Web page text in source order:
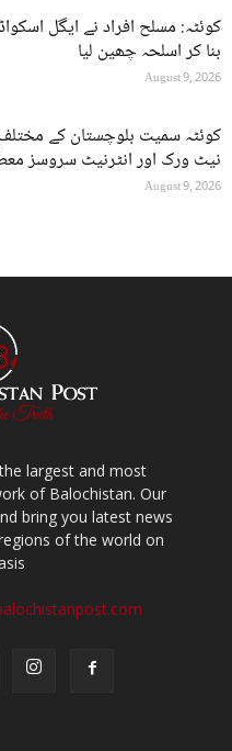
کوئٹہ: مسلح افراد نے ایگل
بنا کر اسلحہ چھین لیا
August 9, 2026
کوئٹہ سمیت بلوچستان کے
نیٹ ورک اور انٹرنیٹ سروسز
August 9, 2026
largest and most
of Balochistan. Our
bring you latest news
of the world on